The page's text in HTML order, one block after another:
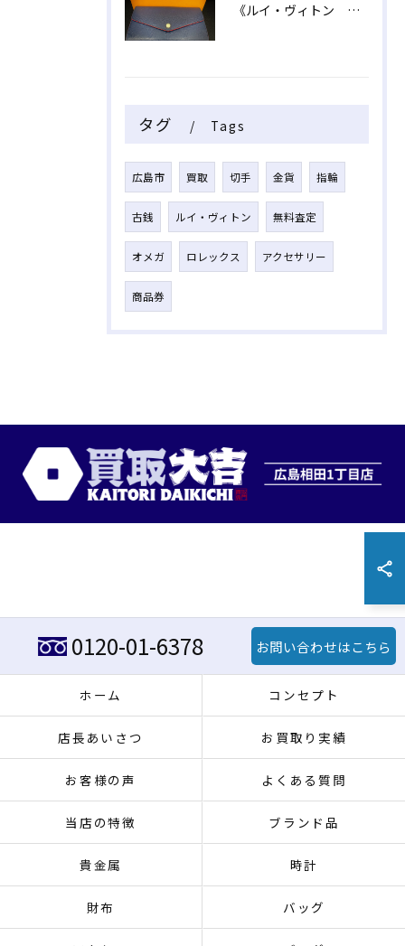
《ルイ・ヴィトン 長財布》
タグ Tags
広島市 買取 切手 金貨 指輪
古銭 ルイ・ヴィトン 無料査定
オメガ ロレックス アクセサリー
商品券
0120-01-6378 お問い合わせはこちら
ホーム コンセプト
店長あいさつ お買取り実績
お客様の声 よくある質問
当店の特徴 ブランド品
貴金属 時計
財布 バッグ